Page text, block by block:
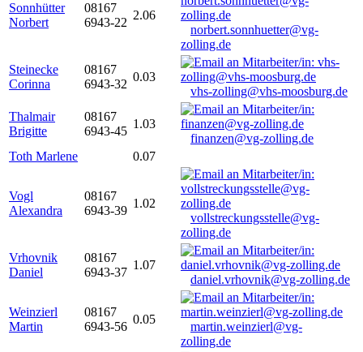
Sonnhütter
Norbert
08167
6943-22
2.06
norbert.sonnhuetter@vg-
zolling.de
Steinecke
Corinna
08167
6943-32
0.03
vhs-zolling@vhs-moosburg.de
Thalmair
Brigitte
08167
6943-45
1.03
finanzen@vg-zolling.de
Toth Marlene
0.07
Vogl
Alexandra
08167
6943-39
1.02
vollstreckungsstelle@vg-
zolling.de
Vrhovnik
Daniel
08167
6943-37
1.07
daniel.vrhovnik@vg-zolling.de
Weinzierl
Martin
08167
6943-56
0.05
martin.weinzierl@vg-
zolling.de